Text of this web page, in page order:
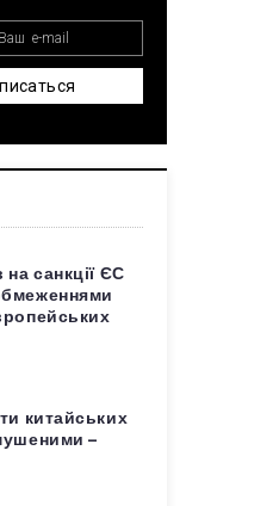
на санкції ЄС
китайських
–